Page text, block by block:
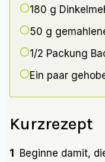
180 g
50 g
1/2 Packung
Ein paar
Kurzrezept
1 Beginne damit,